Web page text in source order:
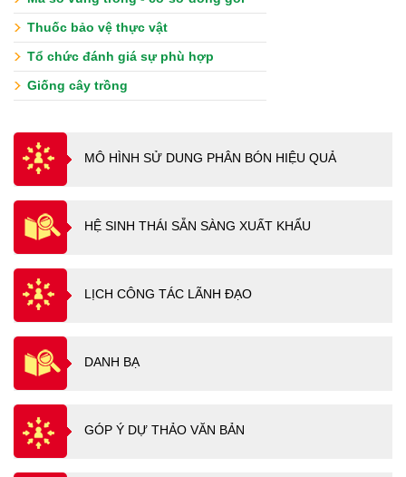
Thuốc bảo vệ thực vật
Tổ chức đánh giá sự phù hợp
Giống cây trồng
MÔ HÌNH SỬ DUNG PHÂN BÓN HIỆU QUẢ
HỆ SINH THÁI SẴN SÀNG XUẤT KHẨU
LỊCH CÔNG TÁC LÃNH ĐẠO
DANH BẠ
GÓP Ý DỰ THẢO VĂN BẢN